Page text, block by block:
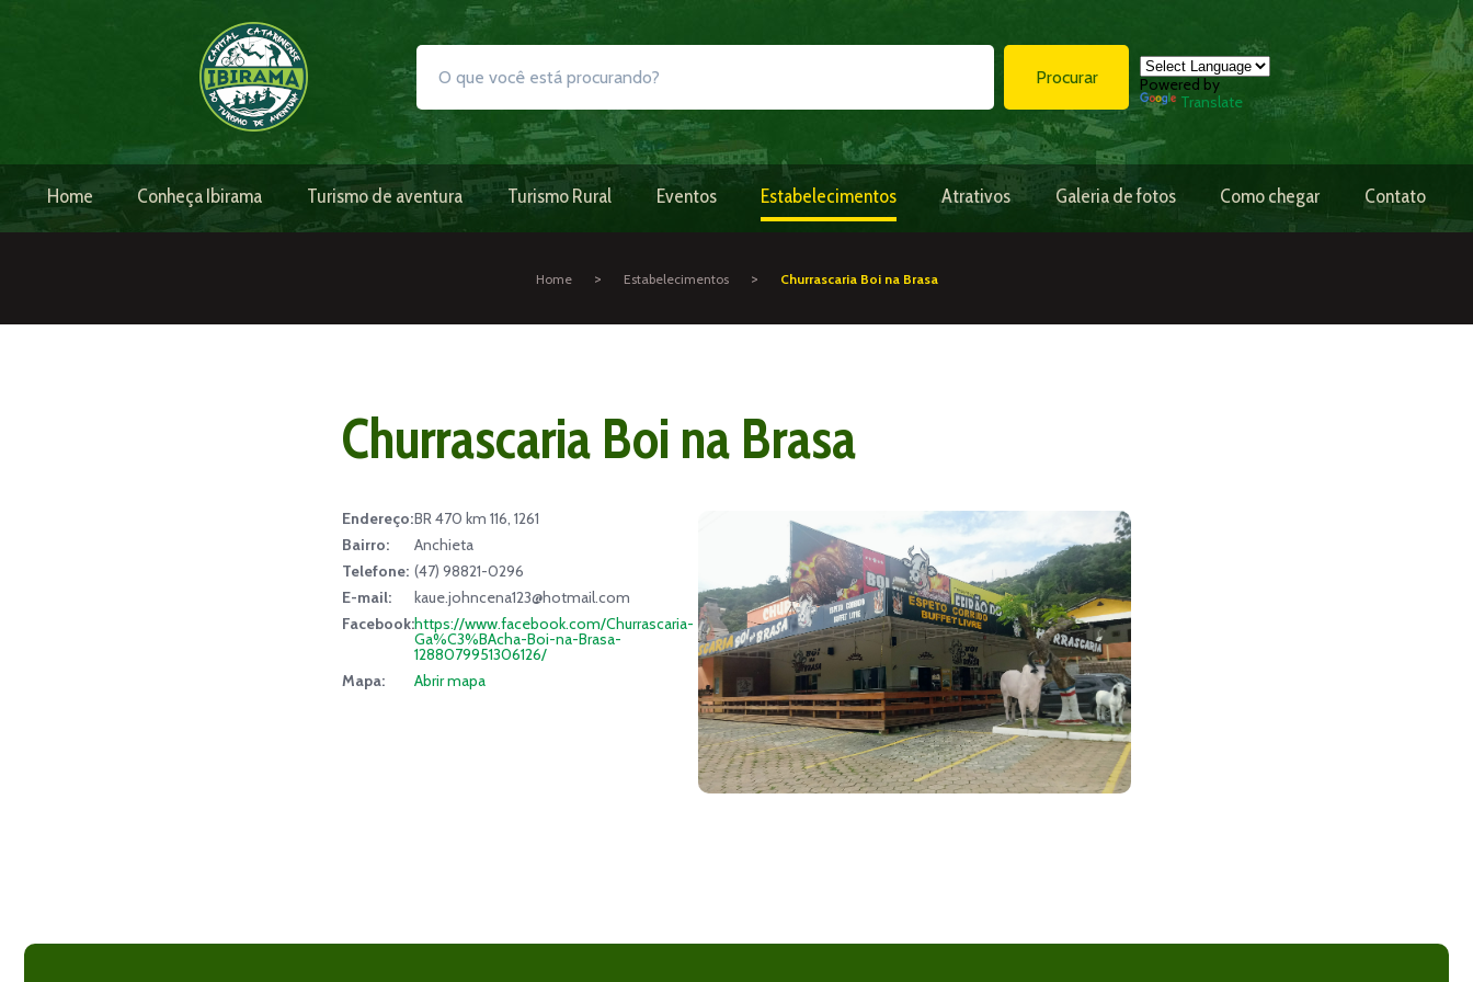
Procurar
Powered by
Translate
Home Conheça Ibirama Turismo de aventura Turismo Rural Eventos Estabelecimentos Atrativos Galeria de fotos Como chegar Contato
Home > Estabelecimentos > Churrascaria Boi na Brasa
Churrascaria Boi na Brasa
Endereço:BR 470 km 116, 1261
Bairro:
Anchieta
Telefone: (47) 98821-0296
E-mail:
kaue.johncena123@hotmail.com
Facebook:https://www.facebook.com/Churrascaria-
Ga%C3%BAcha-Boi-na-Brasa-
1288079951306126/
Mapa:
Abrir mapa